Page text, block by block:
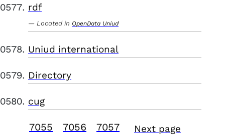
rdf
Located in OpenData Uniud
Uniud international
Directory
cug
7055 7056 7057 Next page